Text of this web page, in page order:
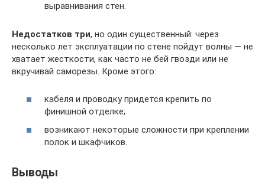
выравнивания стен.
Недостатков три, но один существенный: через
несколько лет эксплуатации по стене пойдут волны — не
хватает жесткости, как часто не бей гвозди или не
вкручивай саморезы. Кроме этого:
кабеля и проводку придется крепить по
финишной отделке;
возникают некоторые сложности при креплении
полок и шкафчиков.
Выводы